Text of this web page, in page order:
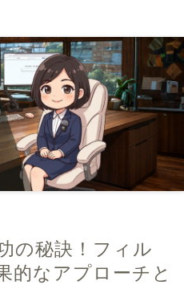
の秘訣！フィル
的なアプローチと